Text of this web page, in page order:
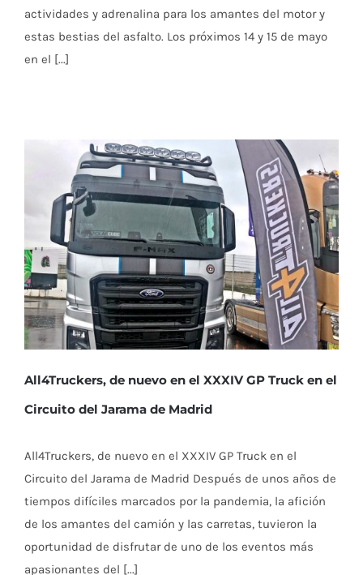
actividades y adrenalina para los amantes del motor y
estas bestias del asfalto. Los próximos 14 y 15 de mayo
en el [...]
All4Truckers, de nuevo en el XXXIV GP Truck en el
Circuito del Jarama de Madrid
All4Truckers, de nuevo en el XXXIV GP Truck en el
Circuito del Jarama de Madrid Después de unos años de
tiempos difíciles marcados por la pandemia, la afición
de los amantes del camión y las carretas, tuvieron la
oportunidad de disfrutar de uno de los eventos más
apasionantes del [...]